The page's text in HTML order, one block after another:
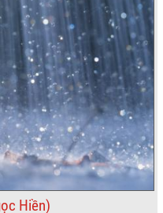
Hiền)